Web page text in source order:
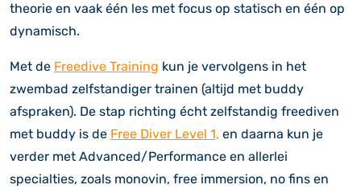
theorie en vaak één les met focus op statisch en één op
dynamisch.
Met de Freedive Training kun je vervolgens in het
zwembad zelfstandiger trainen (altijd met buddy
afspraken). De stap richting écht zelfstandig freediven
met buddy is de Free Diver Level 1, en daarna kun je
verder met Advanced/Performance en allerlei
specialties, zoals monovin, free immersion, no fins en